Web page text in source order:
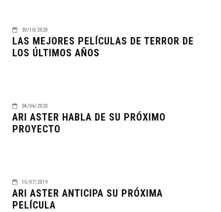
30/10/2020
LAS MEJORES PELÍCULAS DE TERROR DE
LOS ÚLTIMOS AÑOS
04/06/2020
ARI ASTER HABLA DE SU PRÓXIMO
PROYECTO
15/07/2019
ARI ASTER ANTICIPA SU PRÓXIMA
PELÍCULA